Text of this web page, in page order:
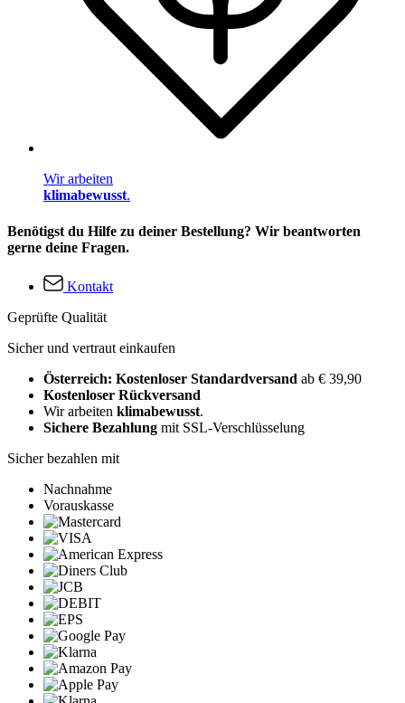
Wir arbeiten
klimabewusst.
Benötigst du Hilfe zu deiner Bestellung? Wir beantworten
gerne deine Fragen.
Kontakt
Geprüfte Qualität
Sicher und vertraut einkaufen
Österreich: Kostenloser Standardversand ab € 39,90
Kostenloser Rückversand
Wir arbeiten klimabewusst.
Sichere Bezahlung mit SSL-Verschlüsselung
Sicher bezahlen mit
Nachnahme
Vorauskasse